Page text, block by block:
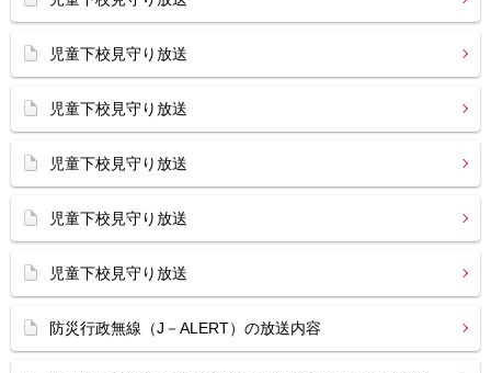
児童下校見守り放送
児童下校見守り放送
児童下校見守り放送
児童下校見守り放送
児童下校見守り放送
防災行政無線（J－ALERT）の放送内容